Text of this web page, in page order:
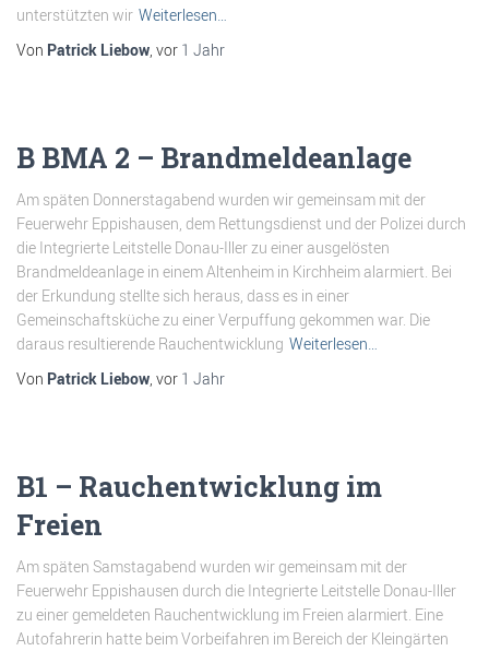
unterstützten wir Weiterlesen…
Von Patrick Liebow, vor 1 Jahr
B BMA 2 – Brandmeldeanlage
Am späten Donnerstagabend wurden wir gemeinsam mit der
Feuerwehr Eppishausen, dem Rettungsdienst und der Polizei durch
die Integrierte Leitstelle Donau-Iller zu einer ausgelösten
Brandmeldeanlage in einem Altenheim in Kirchheim alarmiert. Bei
der Erkundung stellte sich heraus, dass es in einer
Gemeinschaftsküche zu einer Verpuffung gekommen war. Die
daraus resultierende Rauchentwicklung Weiterlesen…
Von Patrick Liebow, vor 1 Jahr
B1 – Rauchentwicklung im
Freien
Am späten Samstagabend wurden wir gemeinsam mit der
Feuerwehr Eppishausen durch die Integrierte Leitstelle Donau-Iller
zu einer gemeldeten Rauchentwicklung im Freien alarmiert. Eine
Autofahrerin hatte beim Vorbeifahren im Bereich der Kleingärten